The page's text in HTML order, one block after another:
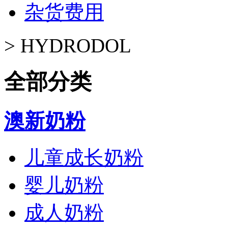
杂货费用
> HYDRODOL
全部分类
澳新奶粉
儿童成长奶粉
婴儿奶粉
成人奶粉